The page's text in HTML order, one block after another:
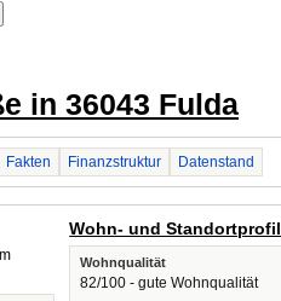
in 36043 Fulda
Fakten Finanzstruktur Datenstand
Wohn- und Standortprofil
Wohnqualität
82/100 - gute Wohnqualität